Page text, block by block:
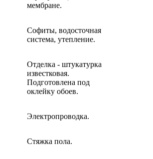
мембране.
Софиты, водосточная
система, утепление.
Отделка - штукатурка
известковая.
Подготовлена под
оклейку обоев.
Электропроводка.
Стяжка пола.